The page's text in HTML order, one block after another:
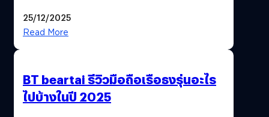
25/12/2025
Read More
BT beartai รีวิวมือถือเรือธงรุ่นอะไร
ไปบ้างในปี 2025